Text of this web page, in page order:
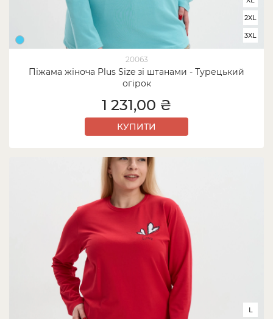
20063
Піжама жіноча Plus Size зі штанами - Турецький
огірок
2XL
3XL
1 231,00 ₴
КУПИТИ
L